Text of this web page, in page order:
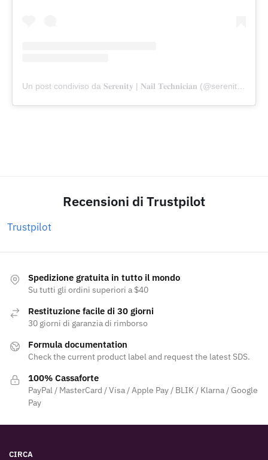
Recensioni di Trustpilot
Trustpilot
Spedizione gratuita in tutto il mondo
Su tutti gli ordini superiori a $40
Restituzione facile di 30 giorni
30 giorni di garanzia di rimborso
Formula documentation
Check the current product label and request the latest SDS.
100% Cassaforte
PayPal / MasterCard / Visa / Apple Pay / BLIK / Klarna / Google
Pay
CIRCA